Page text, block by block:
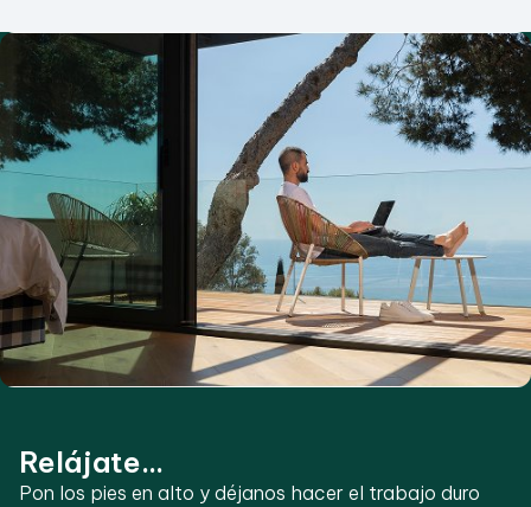
Relájate...
Pon los pies en alto y déjanos hacer el trabajo duro